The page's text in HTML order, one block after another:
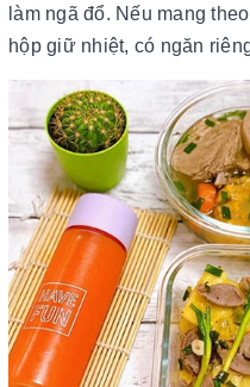
làm ngã đổ. Nếu mang
hộp giữ nhiệt, có ngăn